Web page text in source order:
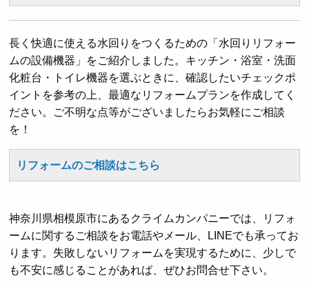
長く快適に使える水回りをつくるための「水回りリフォー
ムの設備機器」をご紹介しました。キッチン・浴室・洗面
化粧台・トイレ機器を選ぶときに、確認したいチェックポ
イントを参考の上、最適なリフォームプランを作成してく
ださい。ご不明な点等がございましたらお気軽にご相談
を！
リフォームのご相談はこちら
神奈川県相模原市にあるクライムカンパニーでは、リフォ
ームに関するご相談をお電話やメール、LINEでも承ってお
ります。失敗しないリフォームを実現するために、少しで
も不安に感じることがあれば、ぜひお問合せ下さい。